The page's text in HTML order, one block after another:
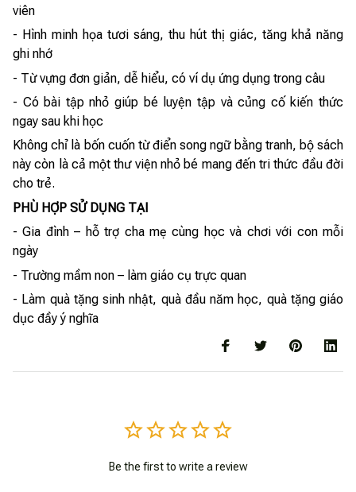
viên
- Hình minh họa tươi sáng, thu hút thị giác, tăng khả năng
ghi nhớ
- Từ vựng đơn giản, dễ hiểu, có ví dụ ứng dụng trong câu
- Có bài tập nhỏ giúp bé luyện tập và củng cố kiến thức
ngay sau khi học
Không chỉ là bốn cuốn từ điển song ngữ bằng tranh, bộ sách
này còn là cả một thư viện nhỏ bé mang đến tri thức đầu đời
cho trẻ.
PHÙ HỢP SỬ DỤNG TẠI
- Gia đình – hỗ trợ cha mẹ cùng học và chơi với con mỗi
ngày
- Trường mầm non – làm giáo cụ trực quan
- Làm quà tặng sinh nhật, quà đầu năm học, quà tặng giáo
dục đầy ý nghĩa
Be the first to write a review